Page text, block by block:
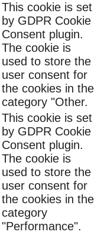
This cookie is set
by GDPR Cookie
Consent plugin.
The cookie is
used to store the
user consent for
the cookies in the
category "Other.
This cookie is set
by GDPR Cookie
Consent plugin.
The cookie is
used to store the
user consent for
the cookies in the
category
"Performance".